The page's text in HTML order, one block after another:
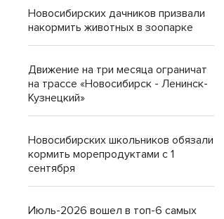
Новосибирских дачников призвали
накормить животных в зоопарке
Движение на три месяца ограничат
на трассе «Новосибирск - Ленинск-
Кузнецкий»
Новосибирских школьников обязали
кормить морепродуктами с 1
сентября
Июль-2026 вошел в топ-6 самых